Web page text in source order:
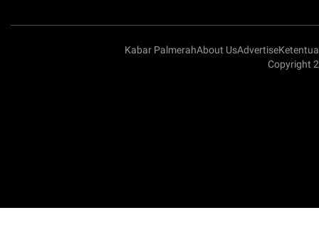
Kabar PalmerahAbout UsAdvertise
Copyright